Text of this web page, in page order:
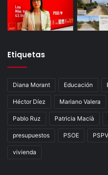
Etiquetas
Diana Morant Educación
Héctor Díez Mariano Valera
Pablo Ruz Patricia Macià
presupuestos PSOE PSPV
vivienda